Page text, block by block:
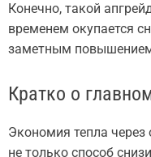
Конечно, такой
временем окупается
заметным
Кратко о
Экономия тепла
не только способ